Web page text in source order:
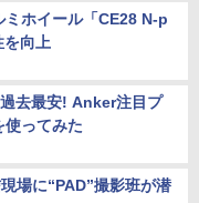
ミホイール「CE28 N-p
を向上
去最安! Anker注目プ
使ってみた
場に“PAD”撮影班が潜